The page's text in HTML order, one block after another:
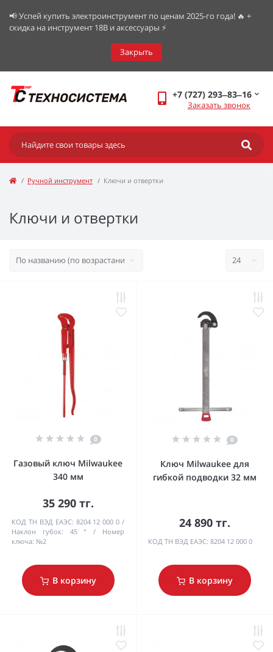
📢 Успей купить электроинструмент по ценам 2025-го года! 🔥 +
скидка на инструмент 18В и аксессуары ⚡️
Закрыть
+7 (727) 293‒83‒16
Заказать звонок
Ручной инструмент Ключи и отвертки
Ключи и отвертки
0
Газовый ключ Milwaukee
340 мм
35 290 тг.
КОД ТН ВЭД ЕАЭС: 8204 12 000 0
Наклон губок:
45 °
Номер
ключа: №2
В корзину
0
Ключ Milwaukee для
гибкой подводки 32 мм
24 890 тг.
КОД ТН ВЭД ЕАЭС: 8204 12 000 0
В корзину